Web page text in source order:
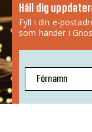
Håll dig
Fyll i din e-
som händer i
Förnamn